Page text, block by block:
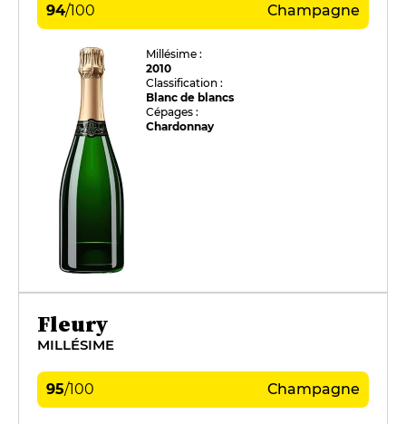
94/100 Champagne
Millésime :
2010
Classification :
Blanc de blancs
Cépages :
Chardonnay
Fleury
MILLÉSIME
95/100 Champagne